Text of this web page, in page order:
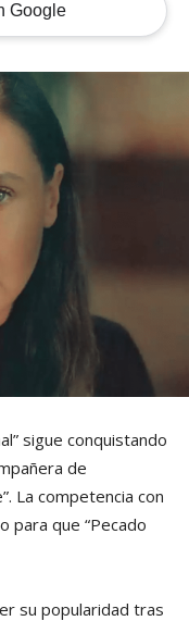
Google
sigue conquistando
de
La competencia con
para que “Pecado
su popularidad tras